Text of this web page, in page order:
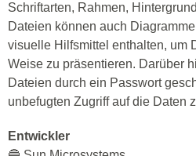
Schriftarten, Rahmen,
Dateien können auch
visuelle Hilfsmittel enthalten, um
Weise zu präsentieren. Darüber
Dateien durch ein Passwort
unbefugten Zugriff auf die Daten
Entwickler